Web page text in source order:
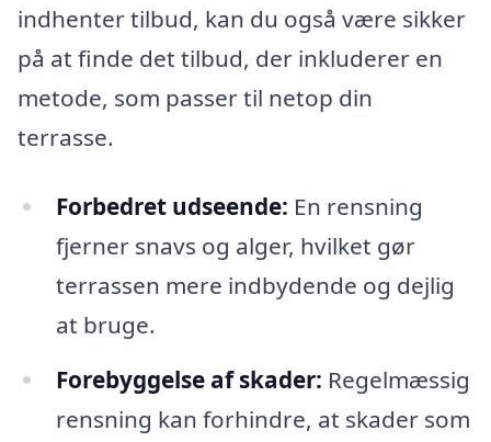
indhenter tilbud, kan du også være sikker
på at finde det tilbud, der inkluderer en
metode, som passer til netop din
terrasse.
Forbedret udseende: En rensning
fjerner snavs og alger, hvilket gør
terrassen mere indbydende og dejlig
at bruge.
Forebyggelse af skader: Regelmæssig
rensning kan forhindre, at skader som